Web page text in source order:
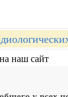
наш сайт